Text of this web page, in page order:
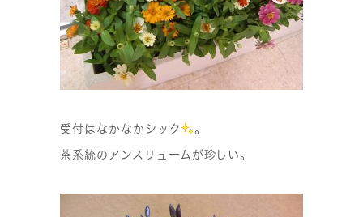
受付はなかなかシック 。
茶系統のアンスリュームが珍しい。